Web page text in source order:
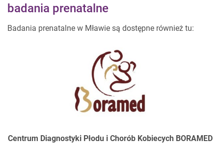
badania prenatalne
Badania prenatalne w Mławie są dostępne również tu:
Centrum Diagnostyki Płodu i Chorób Kobiecych BORAMED